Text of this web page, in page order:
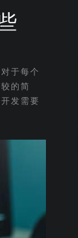
于每个
的简
发需要